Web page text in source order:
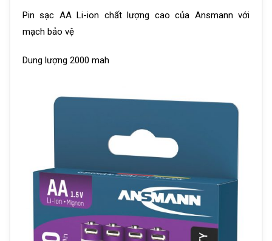
Pin sạc AA Li-ion chất lượng cao của Ansmann với
mạch bảo vệ
Dung lượng 2000 mah